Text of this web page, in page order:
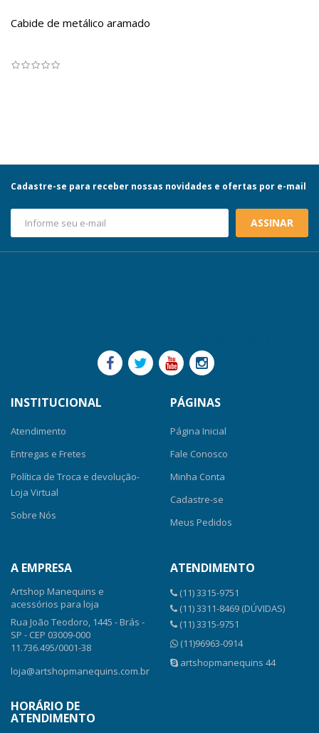
Cabide de metálico aramado
Cadastre-se para receber nossas novidades e ofertas por e-mail
ASSINAR
INSTITUCIONAL
Atendimento
Entregas e Fretes
Política de Troca e devolução-
Loja Virtual
Sobre Nós
PÁGINAS
Página Inicial
Fale Conosco
Minha Conta
Cadastre-se
Meus Pedidos
A EMPRESA
Artshop Manequins e
acessórios para loja
Rua João Teodoro, 1445 - Brás -
SP - CEP 03009-000
11.736.495/0001-38
loja@artshopmanequins.com.br
HORÁRIO DE
ATENDIMENTO
ATENDIMENTO
(11) 3315-9751
(11) 3311-8469 (DÚVIDAS)
(11) 3315-9751
(11)96963-0914
artshopmanequins 44